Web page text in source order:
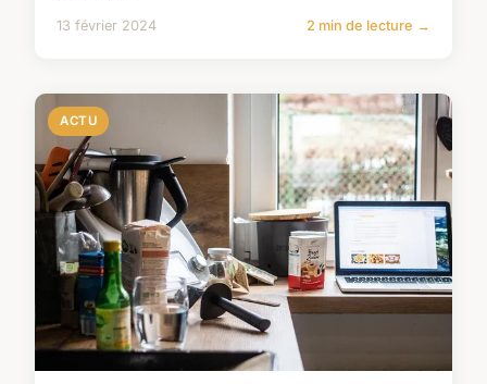
13 février 2024 2 min de lecture →
ACTU